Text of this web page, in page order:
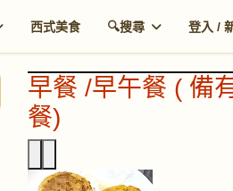
西式美食 🔍搜尋 登入 /
早餐 /早午餐 ( 備
餐)